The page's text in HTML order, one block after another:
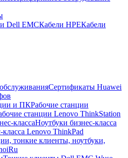
Dell EMCКабели HPEКабели
Сертификаты Huawei
и ПКРабочие станции
станции Lenovo ThinkStation
классаНоутбуки бизнес-класса
Lenovo ThinkPad
тонкие клиенты, ноутбуки,
iRu